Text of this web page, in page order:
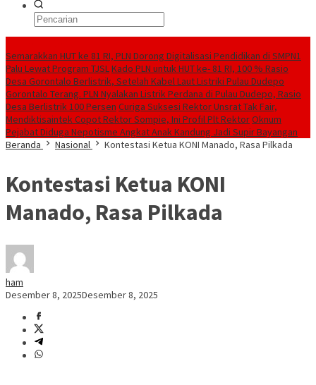
Semarakkan HUT ke 81 RI, PLN Dorong Digitalisasi Pendidikan di SMPN1
Palu Lewat Program TJSLKado PLN untuk HUT ke- 81 RI, 100 % Rasio
Desa Gorontalo Berlistrik, Setelah Kabel Laut Listriki Pulau Dudepo
Gorontalo Terang. PLN Nyalakan Listrik Perdana di Pulau Dudepo, Rasio
Desa Berlistrik 100 Persen Curiga Suksesi Rektor Unsrat Tak Fair,
Mendiktisaintek Copot Rektor Sompie, Ini Profil Plt RektorOknum
Pejabat Diduga Nepotisme Angkat Anak Kandung Jadi Supir Bayangan
Beranda
Nasional Kontestasi Ketua KONI Manado, Rasa Pilkada
Kontestasi Ketua KONI
Manado, Rasa Pilkada
ham
Desember 8, 2025Desember 8, 2025